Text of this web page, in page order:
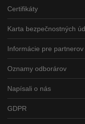
Certifikáty
Karta bezpečnostných
Informácie pre partnerov
Oznamy odborárov
Napísali o nás
GDPR